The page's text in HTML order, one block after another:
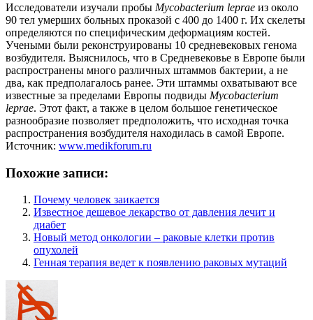
Исследователи изучали пробы Mycobacterium leprae из около
90 тел умерших больных проказой с 400 до 1400 г. Их скелеты
определяются по специфическим деформациям костей.
Учеными были реконструированы 10 средневековых генома
возбудителя. Выяснилось, что в Средневековье в Европе были
распространены много различных штаммов бактерии, а не
два, как предполагалось ранее. Эти штаммы охватывают все
известные за пределами Европы подвиды Mycobacterium
leprae. Этот факт, а также в целом большое генетическое
разнообразие позволяет предположить, что исходная точка
распространения возбудителя находилась в самой Европе.
Источник: www.medikforum.ru
Похожие записи:
Почему человек заикается
Известное дешевое лекарство от давления лечит и
диабет
Новый метод онкологии – раковые клетки против
опухолей
Генная терапия ведет к появлению раковых мутаций